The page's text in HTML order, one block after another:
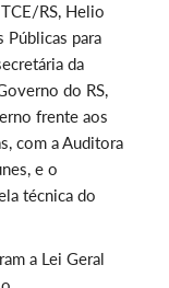
RS, Helio
Públicas para
da
do RS,
frente aos
com a Auditora
e o
técnica do
a Lei Geral